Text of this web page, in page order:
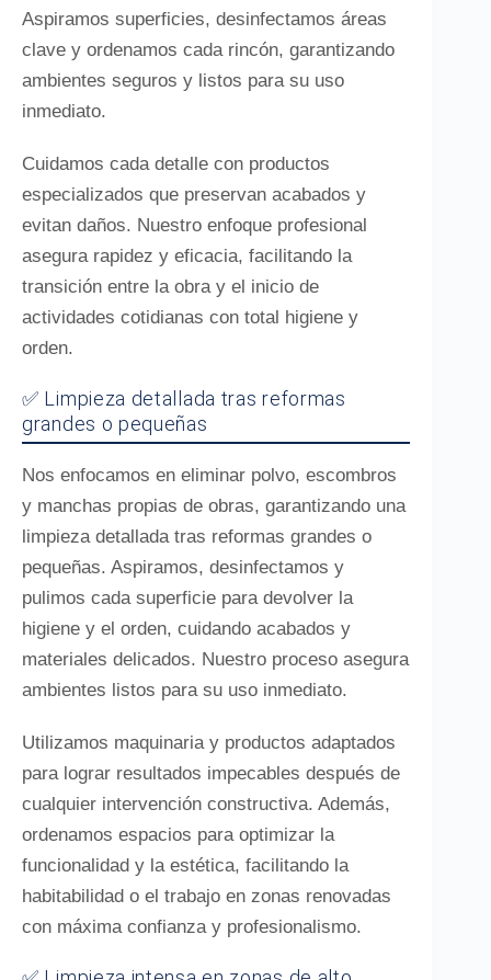
Aspiramos superficies, desinfectamos áreas
clave y ordenamos cada rincón, garantizando
ambientes seguros y listos para su uso
inmediato.
Cuidamos cada detalle con productos
especializados que preservan acabados y
evitan daños. Nuestro enfoque profesional
asegura rapidez y eficacia, facilitando la
transición entre la obra y el inicio de
actividades cotidianas con total higiene y
orden.
✅ Limpieza detallada tras reformas
grandes o pequeñas
Nos enfocamos en eliminar polvo, escombros
y manchas propias de obras, garantizando una
limpieza detallada tras reformas grandes o
pequeñas. Aspiramos, desinfectamos y
pulimos cada superficie para devolver la
higiene y el orden, cuidando acabados y
materiales delicados. Nuestro proceso asegura
ambientes listos para su uso inmediato.
Utilizamos maquinaria y productos adaptados
para lograr resultados impecables después de
cualquier intervención constructiva. Además,
ordenamos espacios para optimizar la
funcionalidad y la estética, facilitando la
habitabilidad o el trabajo en zonas renovadas
con máxima confianza y profesionalismo.